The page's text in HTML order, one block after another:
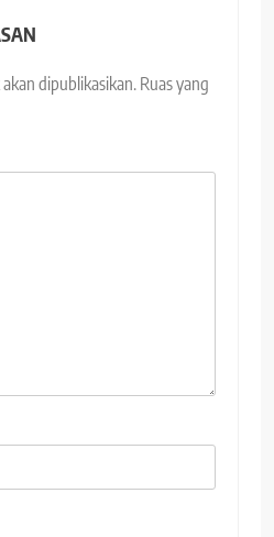
dipublikasikan. Ruas yang